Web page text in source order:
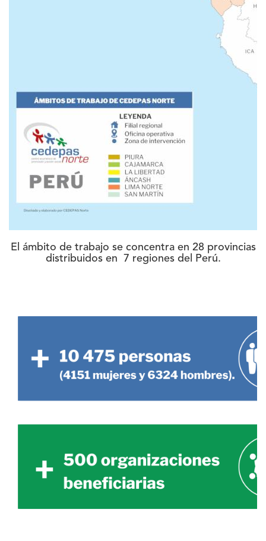
El ámbito de trabajo se concentra en 28 provincias
distribuidos en 7 regiones del Perú.